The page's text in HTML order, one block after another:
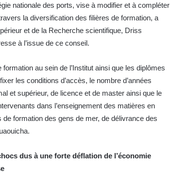
nationale des ports, vise à modifier et à compléter
la diversification des filières de formation, a
et de la Recherche scientifique, Driss
à l’issue de ce conseil.
au sein de l’Institut ainsi que les diplômes
les conditions d’accès, le nombre d’années
et supérieur, de licence et de master ainsi que le
dans l’enseignement des matières en
formation des gens de mer, de délivrance des
dus à une forte déflation de l’économie